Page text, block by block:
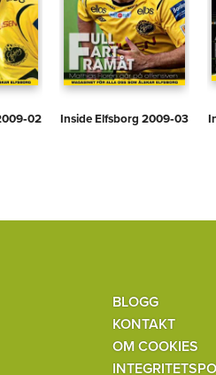
Inside Elfsborg 2009‑03
BLOGG
KONTAKT
OM COOKIES